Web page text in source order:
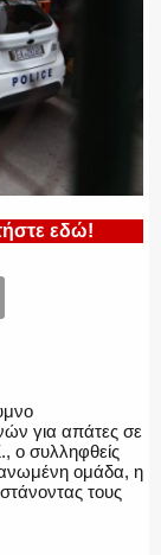
εδώ!
για απάτες σε
ο συλληφθείς
ομάδα, η
τους